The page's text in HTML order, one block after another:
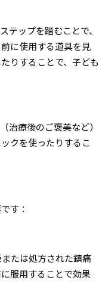
テップを踏むことで、
に使用する道具を見
りすることで、子ども
治療後のご褒美など）
クを使ったりするこ
す：
たは処方された鎮痛
服用することで効果